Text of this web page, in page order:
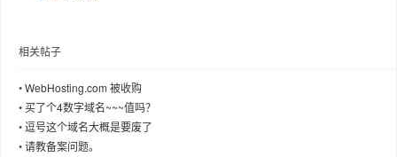
相关帖子
•WebHosting.com 被收购
•买了个4数字域名~~~值吗？
•逗号这个域名大概是要废了
•请教备案问题。